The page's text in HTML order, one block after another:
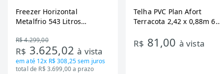
Freezer Horizontal
Metalfrio 543 Litros
Tecnologia Inverter, Branco,
Bivolt
R$ 4.299,00
R$ 3.625,02à vista
em até 12x R$ 308,25sem juros
total de R$ 3.699,00 a prazo
Telha PVC Plan Afort
Terracota 2,42 x 0,88m 6
R$ 81,00 à vista